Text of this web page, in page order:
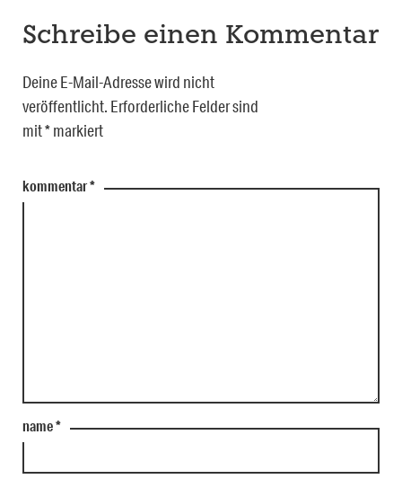
Schreibe einen Kommentar
Deine E-Mail-Adresse wird nicht
veröffentlicht. Erforderliche Felder sind
mit*markiert
kommentar*
name*